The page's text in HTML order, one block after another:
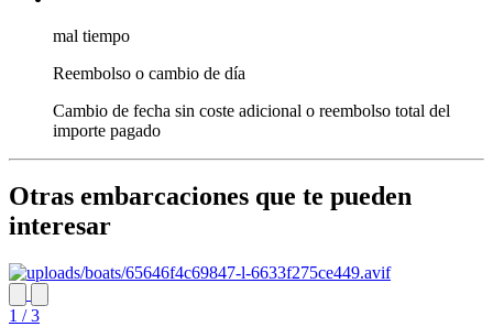
mal tiempo
Reembolso o cambio de día
Cambio de fecha sin coste adicional o reembolso total del
importe pagado
Otras embarcaciones que te pueden
interesar
1 / 3